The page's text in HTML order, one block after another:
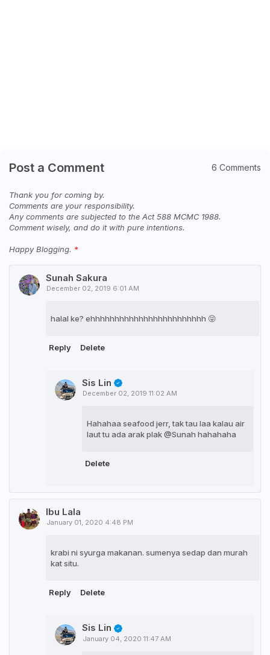
Post a Comment 6 Comments
Thank you for coming by.
Comments are your responsibility.
Any comments are subjected to the Act 588 MCMC 1988.
Comment wisely, and do it with pure intentions.
Happy Blogging.
Sunah Sakura
December 02, 2019 6:01 AM
halal ke? ehhhhhhhhhhhhhhhhhhhhhhhh 😝
Reply Delete
Sis Lin
December 02, 2019 11:02 AM
Hahahaa seafood jerr, tak tau laa kalau air
laut tu ada arak plak @Sunah hahahaha
Delete
Ibu Lala
January 01, 2020 4:48 PM
krabi ni syurga makanan. sumenya sedap dan murah
kat situ.
Reply Delete
Sis Lin
January 04, 2020 11:47 AM